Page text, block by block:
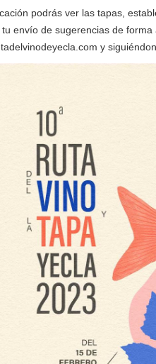
podrás ver las tapas,
envío de sugerencias de
y